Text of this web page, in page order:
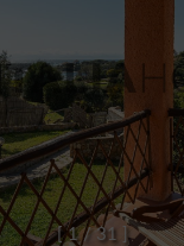
[ 1 / 3 1 ]